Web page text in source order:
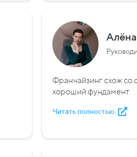
Франчайзинг схож со
хороший фундамент.
Читать полностью